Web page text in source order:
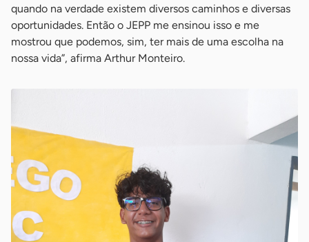
quando na verdade existem diversos caminhos e diversas
oportunidades. Então o JEPP me ensinou isso e me
mostrou que podemos, sim, ter mais de uma escolha na
nossa vida”, afirma Arthur Monteiro.